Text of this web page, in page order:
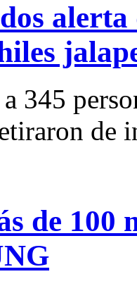
alerta
345
de
de 100